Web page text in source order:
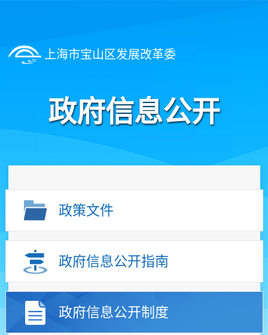
上海市宝山区发展改革委
政府信息公开
政策文件
政府信息公开指南
政府信息公开制度